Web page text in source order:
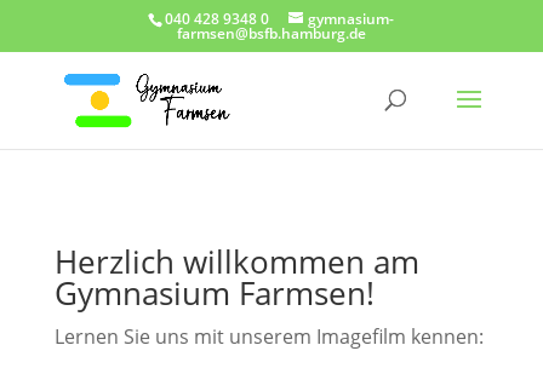
040 428 9348 0 gymnasium-
farmsen@bsfb.hamburg.de
Herzlich willkommen am
Gymnasium Farmsen!
Lernen Sie uns mit unserem Imagefilm kennen: